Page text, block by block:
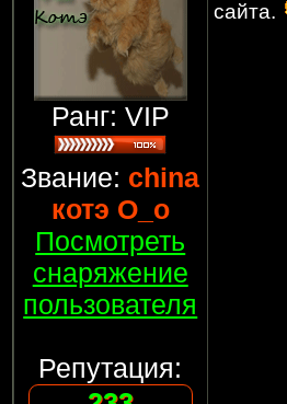
Ранг: VIP
Звание: china
котэ О_о
Посмотреть
снаряжение
пользователя
Репутация:
сайта.